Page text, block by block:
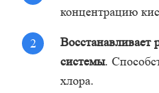
концентрацию
Восстанавливает
системы.
хлора.